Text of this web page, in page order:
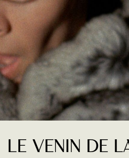
Le Venin de